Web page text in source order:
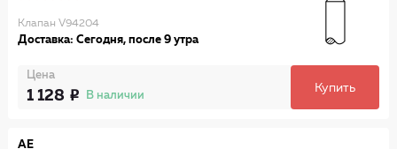
Клапан V94204
Доставка: Сегодня, после 9 утра
Цена
1 128 В наличии
Купить
AE